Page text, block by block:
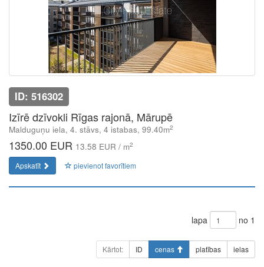
ID: 516302
Izīrē dzīvokli Rīgas rajonā, Mārupē
Malduguņu iela, 4. stāvs, 4 istabas, 99.40m2
1350.00 EUR 13.58 EUR / m2
Apskatīt pievienot favorītiem
lapa no 1
Kārtot: ID cenas platības ielas